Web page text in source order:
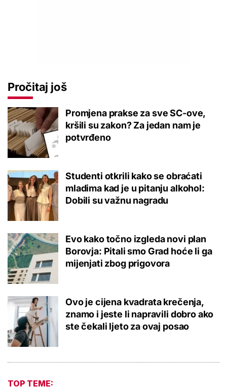
Pročitaj još
Promjena prakse za sve SC-ove,
kršili su zakon? Za jedan nam je
potvrđeno
Studenti otkrili kako se obraćati
mladima kad je u pitanju alkohol:
Dobili su važnu nagradu
Evo kako točno izgleda novi plan
Borovja: Pitali smo Grad hoće li ga
mijenjati zbog prigovora
Ovo je cijena kvadrata krečenja,
znamo i jeste li napravili dobro ako
ste čekali ljeto za ovaj posao
TOP TEME: